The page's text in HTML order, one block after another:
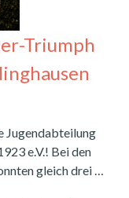
Triumph
Jugendabteilung
e.V.! Bei den
gleich drei …